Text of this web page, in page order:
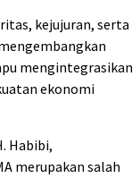
kejujuran, serta
mengintegrasikan
ekonomi
Habibi,
merupakan salah